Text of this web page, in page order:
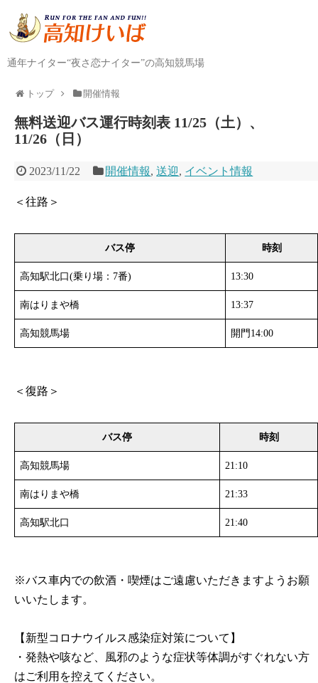
通年ナイター“夜さ恋ナイター”の高知競馬場
トップ 開催情報
無料送迎バス運行時刻表 11/25（土）、
11/26（日）
2023/11/22 開催情報,送迎, イベント情報
＜往路＞
バス停 時刻
高知駅北口(乗り場：7番) 13:30
南はりまや橋 13:37
高知競馬場 開門14:00
＜復路＞
バス停 時刻
高知競馬場 21:10
南はりまや橋 21:33
高知駅北口 21:40
※バス車内での飲酒・喫煙はご遠慮いただきますようお願
いいたします。
【新型コロナウイルス感染症対策について】
・発熱や咳など、風邪のような症状等体調がすぐれない方
はご利用を控えてください。